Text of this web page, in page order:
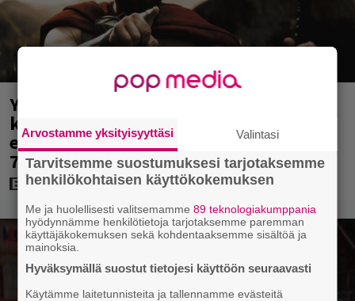
Yöllä tv:ssä: Sotaelokuvan näyttelijät
kasvattivat lihakset nopeasti
erikoisella kikalla – IMDb-arvosana on
7,6
Arvostamme yksityisyyttäsi Valintasi
Tarvitsemme suostumuksesi tarjotaksemme
henkilökohtaisen käyttökokemuksen
Me ja huolellisesti valitsemamme89 teknologiakumppania
hyödynnämme henkilötietoja tarjotaksemme paremman
käyttäjäkokemuksen sekä kohdentaaksemme sisältöä ja
mainoksia.
Hyväksymällä suostut tietojesi käyttöön seuraavasti
Käytämme laitetunnisteita ja tallennamme evästeitä